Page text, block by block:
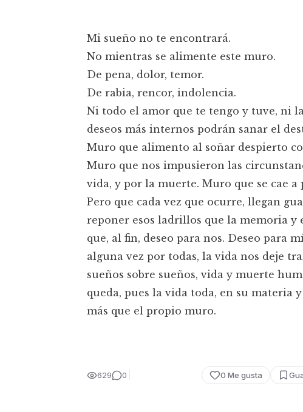
Mi sueño no te encontrará.
No mientras se alimente este muro.
De pena, dolor, temor.
De rabia, rencor, indolencia.
Ni todo el amor que te tengo y tuve, ni
deseos más internos podrán sanar el
Muro que alimento al soñar despierto
Muro que nos impusieron las
vida, y por la muerte. Muro que se cae a
Pero que cada vez que ocurre, llegan
reponer esos ladrillos que la memoria
que, al fin, deseo para nos. Deseo para
alguna vez por todas, la vida nos deje
sueños sobre sueños, vida y muerte
queda, pues la vida toda, en su materia
más que el propio muro.
629 0 0 Me gusta